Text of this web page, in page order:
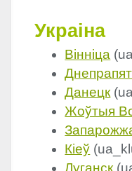
Украіна
Вінніца
Данецк
Жоўтыя
Кіеў
Луганск